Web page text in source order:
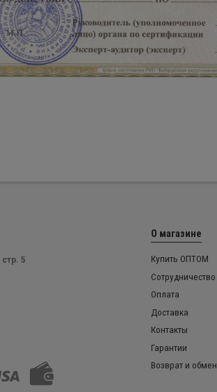
5
О магазине
Купить ОПТОМ
Сотрудничество
Оплата
Доставка
Контакты
Гарантии
Возврат и обмен